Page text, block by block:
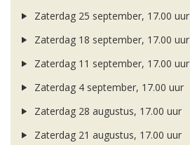
Zaterdag 25 september, 17.00 uur
Zaterdag 18 september, 17.00 uur
Zaterdag 11 september, 17.00 uur
Zaterdag 4 september, 17.00 uur
Zaterdag 28 augustus, 17.00 uur
Zaterdag 21 augustus, 17.00 uur